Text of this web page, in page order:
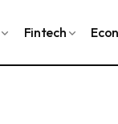
Fintech